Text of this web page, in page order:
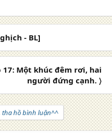
- BL]
Một khúc đêm rơi, hai
người đứng cạnh. 〉
hồ bình luận^^